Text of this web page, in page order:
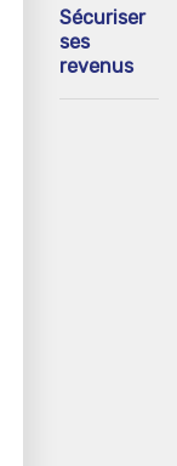
Sécuriser
ses
revenus